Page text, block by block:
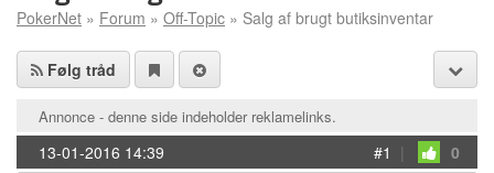
PokerNet » Forum » Off-Topic » Salg af brugt butiksinventar
Følg tråd
Annonce - denne side indeholder reklamelinks.
13-01-2016 14:39 #1 | 0